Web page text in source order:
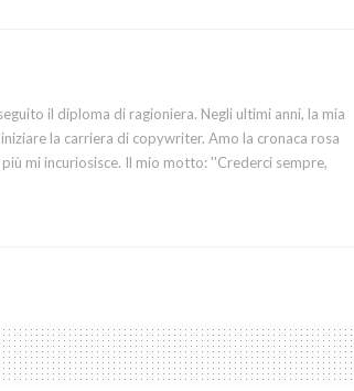
il diploma di ragioniera. Negli ultimi anni, la mia
la carriera di copywriter. Amo la cronaca rosa
mi incuriosisce. Il mio motto: ''Crederci sempre,